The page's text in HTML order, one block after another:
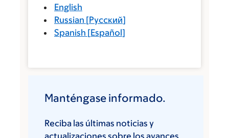
English
Russian [Русский]
Spanish [Español]
Manténgase informado.
Reciba las últimas noticias y
actualizaciones sobre los avances